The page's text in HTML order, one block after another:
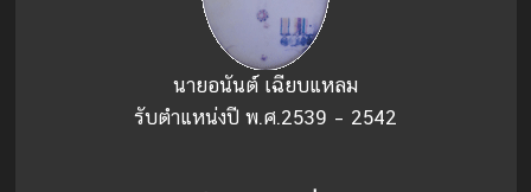
นายอนันต์ เฉียบแหลม
รับตำแหน่งปี พ.ศ.2539 – 2542